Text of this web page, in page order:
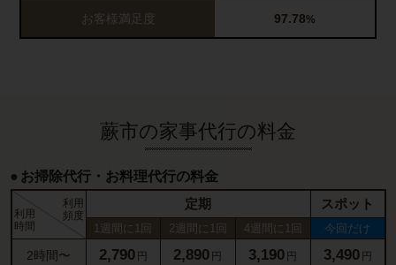
お客様満足度 97.78%
蕨市の家事代行の料金
お掃除代行・お料理代行の料金
利用
時間
利用
頻度
定期 スポット
1週間に1回 2週間に1回 4週間に1回 今回だけ
2時間〜 2,790 円 2,890 円 3,190 円 3,490 円